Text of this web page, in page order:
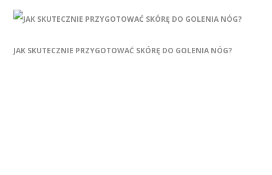
JAK SKUTECZNIE PRZYGOTOWAĆ SKÓRĘ DO GOLENIA NÓG?